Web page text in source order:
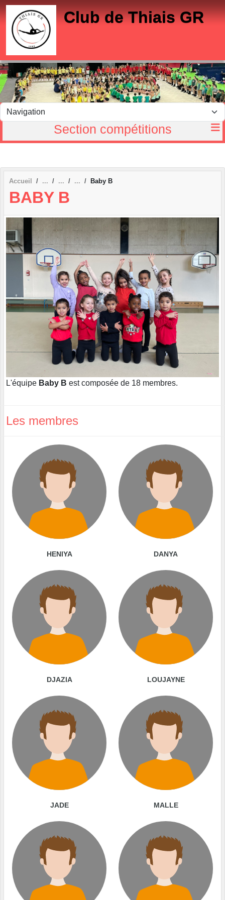
Club de Thiais GR
Section compétitions
Accueil Baby B
BABY B
L'équipe Baby B est composée de 18 membres.
Les membres
HENIYA DANYA
DJAZIA LOUJAYNE
JADE MALLE
Panneau de gestion des cookies